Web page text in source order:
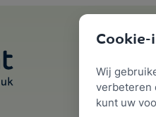
Wij
verbeteren
kunt uw